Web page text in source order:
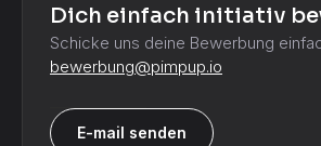
Dich einfach initiativ
Schicke uns deine Bewerbung
bewerbung@pimpup.io
E-mail senden